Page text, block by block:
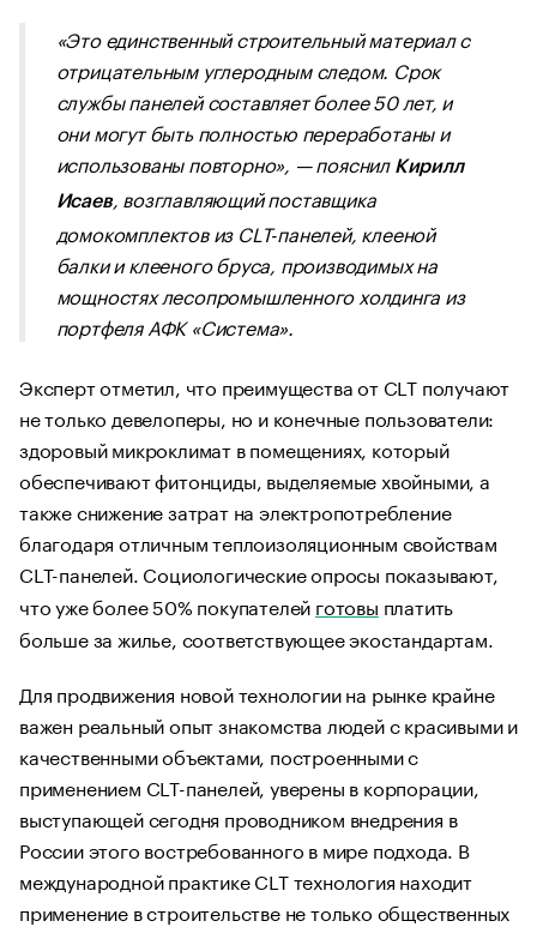
«Это единственный строительный материал с
отрицательным углеродным следом. Срок
службы панелей составляет более 50 лет, и
они могут быть полностью переработаны и
использованы повторно», — пояснил Кирилл
Исаев, возглавляющий поставщика
домокомплектов из CLT-панелей, клееной
балки и клееного бруса, производимых на
мощностях лесопромышленного холдинга из
портфеля АФК «Система».
Эксперт отметил, что преимущества от CLT получают
не только девелоперы, но и конечные пользователи:
здоровый микроклимат в помещениях, который
обеспечивают фитонциды, выделяемые хвойными, а
также снижение затрат на электропотребление
благодаря отличным теплоизоляционным свойствам
CLT-панелей. Социологические опросы показывают,
что уже более 50% покупателей готовы платить
больше за жилье, соответствующее экостандартам.
Для продвижения новой технологии на рынке крайне
важен реальный опыт знакомства людей с красивыми и
качественными объектами, построенными с
применением CLT-панелей, уверены в корпорации,
выступающей сегодня проводником внедрения в
России этого востребованного в мире подхода. В
международной практике CLT технология находит
применение в строительстве не только общественных